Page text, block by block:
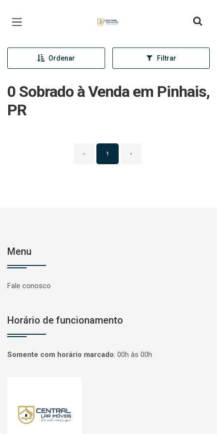
Ordenar Filtrar
0 Sobrado à Venda em Pinhais,
PR
‹ 1 ›
Menu
Fale conosco
Horário de funcionamento
Somente com horário marcado: 00h às 00h